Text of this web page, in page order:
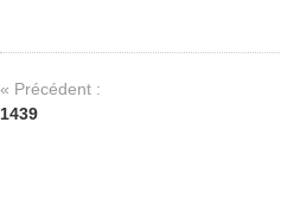
« Précédent :
1439